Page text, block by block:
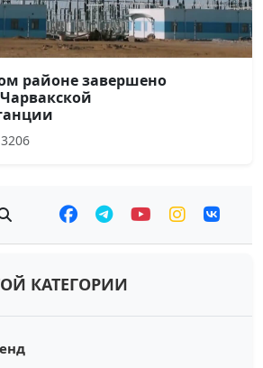
районе завершено
3206
КАТЕГОРИИ